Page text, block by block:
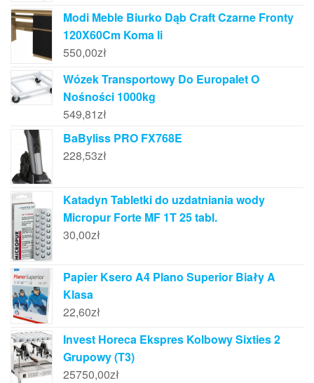
Modi Meble Biurko Dąb Craft Czarne Fronty
120X60Cm Koma Ii
550,00zł
Wózek Transportowy Do Europalet O
Nośności 1000kg
549,81zł
BaByliss PRO FX768E
228,53zł
Katadyn Tabletki do uzdatniania wody
Micropur Forte MF 1T 25 tabl.
30,00zł
Papier Ksero A4 Plano Superior Biały A
Klasa
22,60zł
Invest Horeca Ekspres Kolbowy Sixties 2
Grupowy (T3)
25750,00zł